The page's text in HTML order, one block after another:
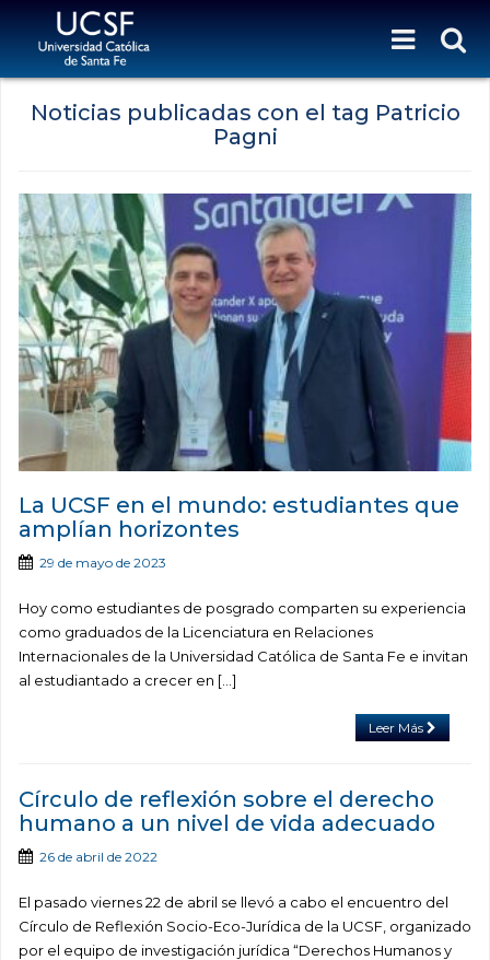
Noticias publicadas con el tag Patricio
Pagni
La UCSF en el mundo: estudiantes que
amplían horizontes
29 de mayo de 2023
Hoy como estudiantes de posgrado comparten su experiencia
como graduados de la Licenciatura en Relaciones
Internacionales de la Universidad Católica de Santa Fe e invitan
al estudiantado a crecer en […]
Leer Más
Círculo de reflexión sobre el derecho
humano a un nivel de vida adecuado
26 de abril de 2022
El pasado viernes 22 de abril se llevó a cabo el encuentro del
Círculo de Reflexión Socio-Eco-Jurídica de la UCSF, organizado
por el equipo de investigación jurídica “Derechos Humanos y